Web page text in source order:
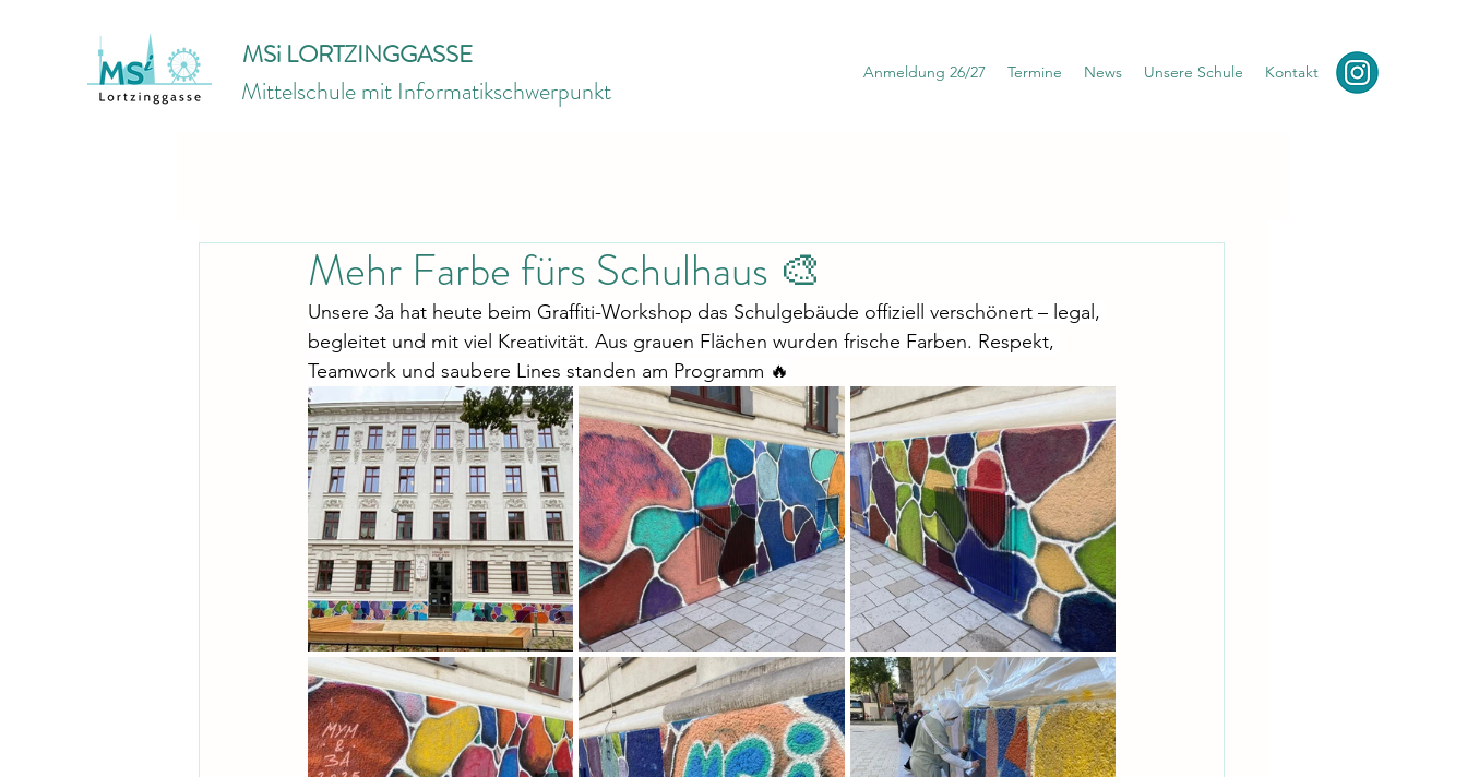
MSi LORTZINGGASSE
Mittelschule mit Informatikschwerpunkt
Anmeldung 26/27 Termine News Unsere Schule Kontakt
Mehr Farbe fürs Schulhaus 🎨
Unsere 3a hat heute beim Graffiti-Workshop das Schulgebäude offiziell verschönert – legal,
begleitet und mit viel Kreativität. Aus grauen Flächen wurden frische Farben. Respekt,
Teamwork und saubere Lines standen am Programm 🔥